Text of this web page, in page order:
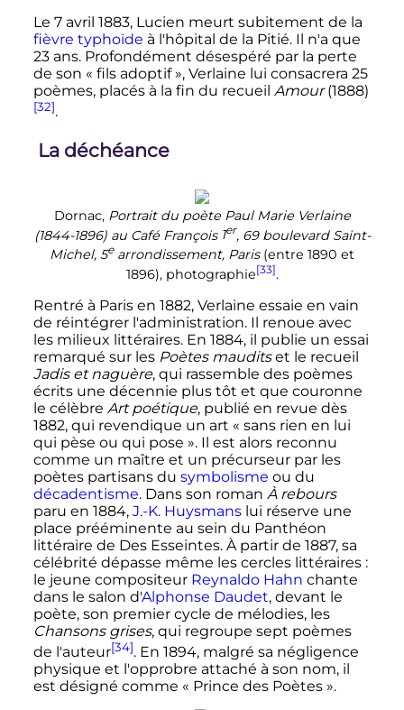
Le 7 avril 1883, Lucien meurt subitement de la
fièvre typhoïde à l'hôpital de la Pitié. Il n'a que
23 ans. Profondément désespéré par la perte
de son « fils adoptif », Verlaine lui consacrera 25
poèmes, placés à la fin du recueil Amour(1888)
[32].
La déchéance
Dornac, Portrait du poète Paul Marie Verlaine
(1844-1896) au Café François 1er, 69 boulevard Saint-
Michel, 5e arrondissement, Paris(entre 1890 et
1896), photographie[33].
Rentré à Paris en 1882, Verlaine essaie en vain
de réintégrer l'administration. Il renoue avec
les milieux littéraires. En 1884, il publie un essai
remarqué sur les Poètes mauditset le recueil
Jadis et naguère, qui rassemble des poèmes
écrits une décennie plus tôt et que couronne
le célèbre Art poétique, publié en revue dès
1882, qui revendique un art « sans rien en lui
qui pèse ou qui pose ». Il est alors reconnu
comme un maître et un précurseur par les
poètes partisans du symbolisme ou du
décadentisme. Dans son roman À rebours
paru en 1884, J.-K. Huysmanslui réserve une
place prééminente au sein du Panthéon
littéraire de Des Esseintes. À partir de 1887, sa
célébrité dépasse même les cercles littéraires :
le jeune compositeur Reynaldo Hahn chante
dans le salon d'Alphonse Daudet, devant le
poète, son premier cycle de mélodies, les
Chansons grises, qui regroupe sept poèmes
de l'auteur[34]. En 1894, malgré sa négligence
physique et l'opprobre attaché à son nom, il
est désigné comme « Prince des Poètes ».